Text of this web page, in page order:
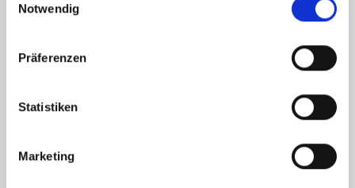
Notwendig
Präferenzen
Statistiken
Marketing
zu, dass meine Angaben und Daten zur Beantwortung meiner Anfrage
elektronisch erhoben und gespeichert werden.
an info@hegerich-immobilien.de widerrufen. *